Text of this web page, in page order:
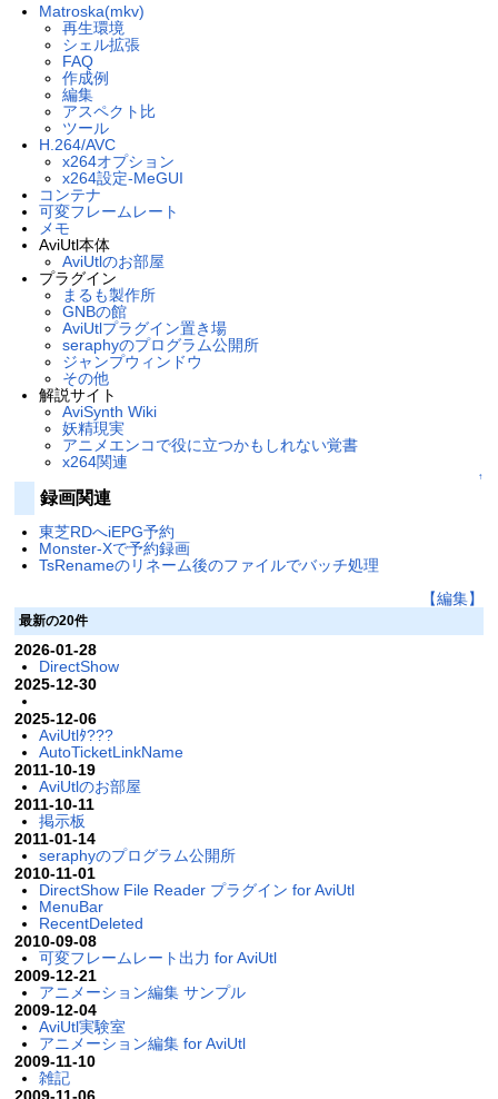
Matroska(mkv)
再生環境
シェル拡張
FAQ
作成例
編集
アスペクト比
ツール
H.264/AVC
x264オプション
x264設定-MeGUI
コンテナ
可変フレームレート
メモ
AviUtl本体
AviUtlのお部屋
プラグイン
まるも製作所
GNBの館
AviUtlプラグイン置き場
seraphyのプログラム公開所
ジャンプウィンドウ
その他
解説サイト
AviSynth Wiki
妖精現実
アニメエンコで役に立つかもしれない覚書
x264関連
↑
録画関連
東芝RDへiEPG予約
Monster-Xで予約録画
TsRenameのリネーム後のファイルでバッチ処理
【編集】
最新の20件
2026-01-28
DirectShow
2025-12-30
2025-12-06
AviUtlﾀ???
AutoTicketLinkName
2011-10-19
AviUtlのお部屋
2011-10-11
掲示板
2011-01-14
seraphyのプログラム公開所
2010-11-01
DirectShow File Reader プラグイン for AviUtl
MenuBar
RecentDeleted
2010-09-08
可変フレームレート出力 for AviUtl
2009-12-21
アニメーション編集 サンプル
2009-12-04
AviUtl実験室
アニメーション編集 for AviUtl
2009-11-10
雑記